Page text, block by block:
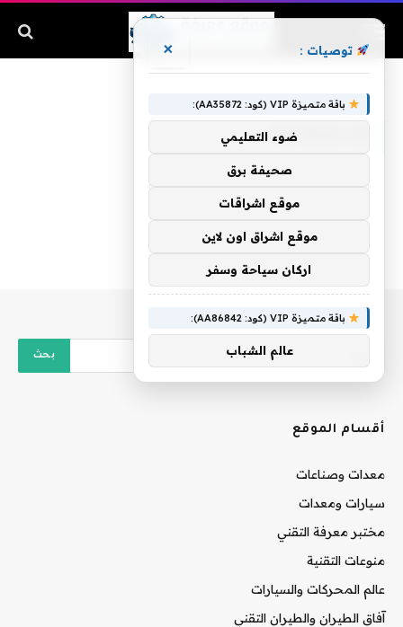
VSCHOOL.SA
أقسام الموقع
معدات وصناعات
سيارات ومعدات
مختبر معرفة التقني
منوعات التقنية
عالم المحركات والسيارات
آفاق الطيران والطيران التقني
توصيات : ×
باقة متميزة VIP (كود: AA35872):
ضوء التعليمي
صحيفة برق
موقع اشراقات
موقع اشراق اون لاين
اركان سياحة وسفر
باقة متميزة VIP (كود: AA86842):
عالم الشباب